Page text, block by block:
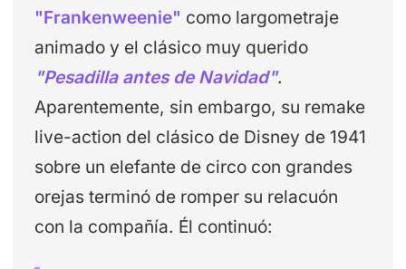
"Frankenweenie" como largometraje
animado y el clásico muy querido
"Pesadilla antes de Navidad".
Aparentemente, sin embargo, su remake
live-action del clásico de Disney de 1941
sobre un elefante de circo con grandes
orejas terminó de romper su relacuón
con la compañía. Él continuó: